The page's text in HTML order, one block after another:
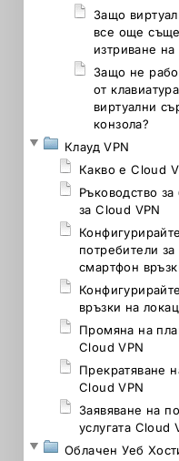
Защо
все още
изтриване на
Защо не
от
виртуални
конзола?
Клауд VPN
Какво е Cloud
Ръководство
за Cloud VPN
потребители
смартфон
връзки на
Промяна на
Cloud VPN
Прекратяване
Cloud VPN
Заявяване на
услугата Cloud
Облачен Уеб